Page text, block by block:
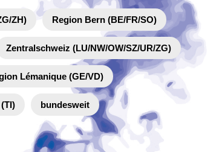
ZH) Region Bern (BE/FR/SO)
Zentralschweiz (LU/NW/OW/SZ/UR/ZG)
Lémanique (GE/VD)
bundesweit